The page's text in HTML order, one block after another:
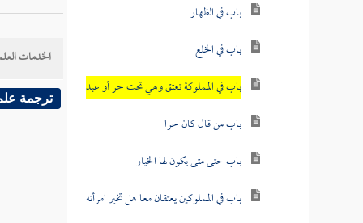
باب في الظهار
باب في الخلع
باب في المملوكة تعتق وهي تحت حر أو عبد
باب من قال كان حرا
باب حتى متى يكون لها الخيار
باب في المملوكين يعتقان معا هل تخير امرأته
الخدمات
ترجمة